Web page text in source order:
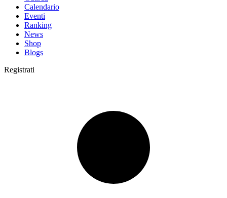
Calendario
Eventi
Ranking
News
Shop
Blogs
Registrati